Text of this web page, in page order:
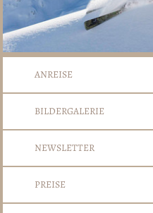
ANREISE
BILDERGALERIE
NEWSLETTER
PREISE